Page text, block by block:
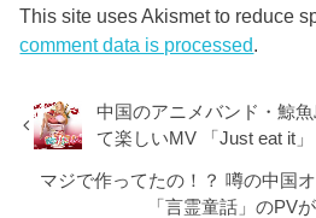
This site uses Akismet to reduce
comment data is processed.
中国のアニメバンド・鯨
て楽しいMV 「Just eat it
マジで作ってたの！？ 噂の中国
「言霊童話」のPV